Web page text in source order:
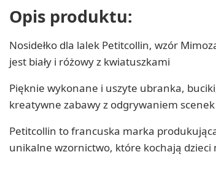
Opis produktu:
Nosidełko dla lalek Petitcollin, wzór
jest biały i różowy z kwiatuszkami
Pięknie wykonane i uszyte ubranka,
kreatywne zabawy z odgrywaniem
Petitcollin to francuska marka
unikalne wzornictwo, które kochają dzieci